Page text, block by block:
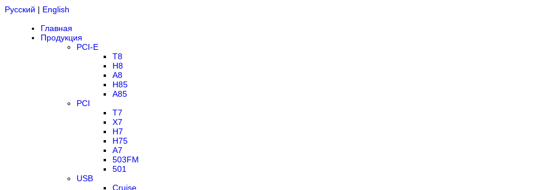
Русский | English
Главная
Продукция
PCI-E
T8
H8
A8
H85
A85
PCI
T7
X7
H7
H75
A7
503FM
501
USB
Cruise